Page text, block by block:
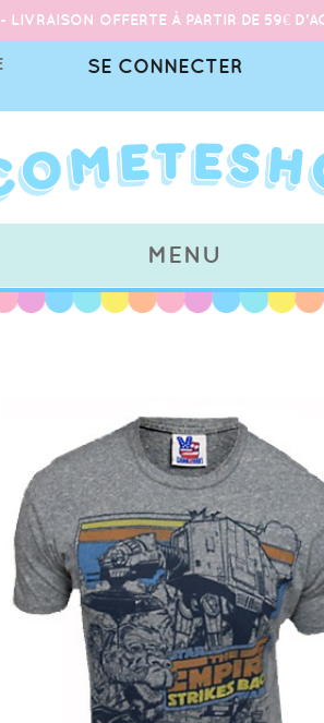
- LIVRAISON OFFERTE À PARTIR DE 59€
SE CONNECTER
MENU